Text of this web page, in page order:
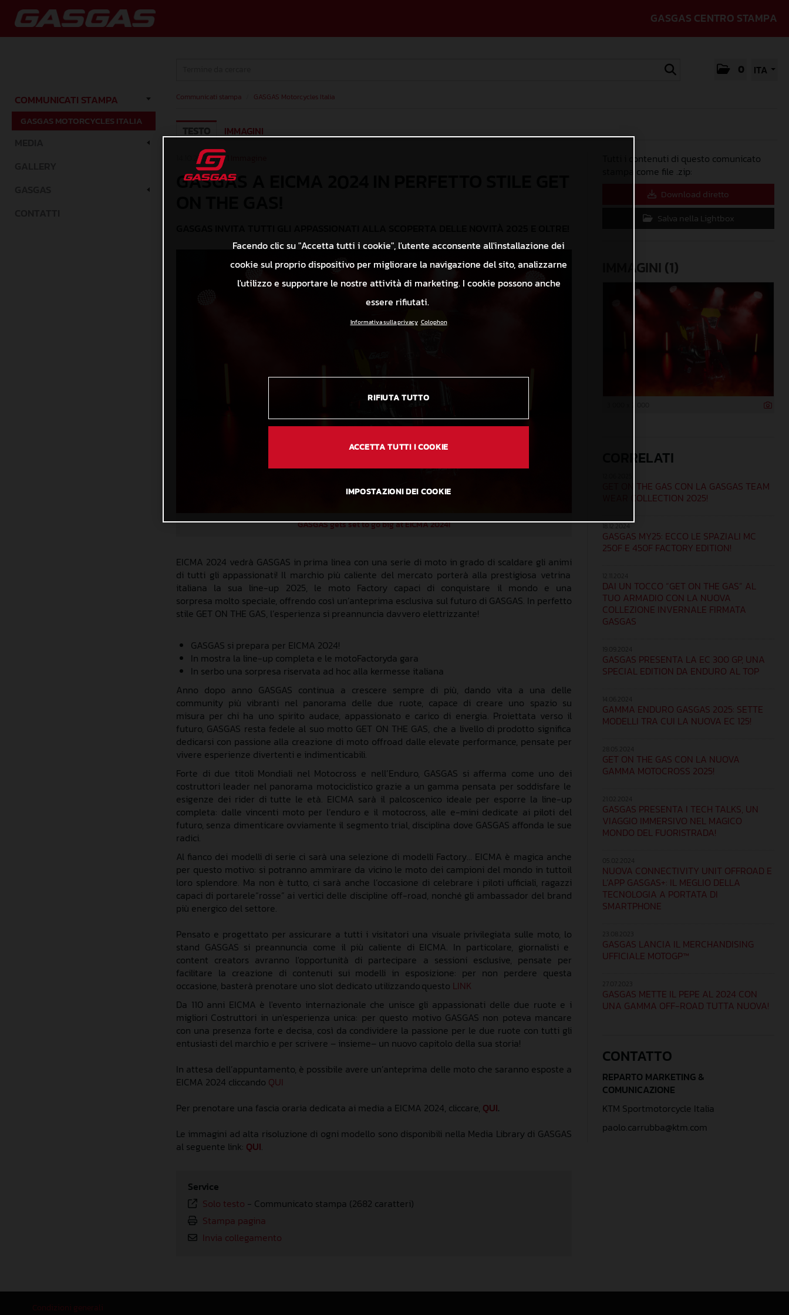
GASGAS CENTRO STAMPA
0 ITA
COMMUNICATI STAMPA
GASGAS MOTORCYCLES ITALIA
Communicati stampa GASGAS Motorcycles Italia
TESTO IMMAGINI
14.10.2024 |
GASGAS A EICMA 2024 IN PERFETTO STILE GET
GASGAS gets set to go big at EICMA 2024!
EICMA 2024 vedrà GASGAS in prima linea con una serie di moto in grado di scaldare gli animi
di tutti gli appassionati! Il marchio più caliente del mercato porterà alla prestigiosa vetrina
italiana la sua line-up 2025, le moto Factory capaci di conquistare il mondo e una
sorpresa molto speciale, offrendo così un’anteprima esclusiva sul futuro di GASGAS. In perfetto
stile GET ON THE GAS, l’esperienza si preannuncia davvero elettrizzante!
GASGAS si prepara per EICMA 2024!
In mostra la line-up completa e le motoFactoryda gara
In serbo una sorpresa riservata ad hoc alla kermesse italiana
Anno dopo anno GASGAS continua a crescere sempre di più, dando vita a una delle
community più vibranti nel panorama delle due ruote, capace di creare uno spazio su
misura per chi ha uno spirito audace, appassionato e carico di energia. Proiettata verso il
futuro, GASGAS resta fedele al suo motto GET ON THE GAS, che a livello di prodotto significa
dedicarsi con passione alla creazione di moto offroad dalle elevate performance, pensate per
vivere esperienze divertenti e indimenticabili.
Forte di due titoli Mondiali nel Motocross e nell’Enduro, GASGAS si afferma come uno dei
costruttori leader nel panorama motociclistico grazie a un gamma pensata per soddisfare le
esigenze dei rider di tutte le età. EICMA sarà il palcoscenico ideale per esporre la line-up
completa: dalle vincenti moto per l’enduro e il motocross, alle e-mini dedicate ai piloti del
futuro, senza dimenticare ovviamente il segmento trial, disciplina dove GASGAS affonda le sue
radici.
Al fianco dei modelli di serie ci sarà una selezione di modelli Factory… EICMA è magica anche
per questo motivo: si potranno ammirare da vicino le moto dei campioni del mondo in tuttoil
loro splendore. Ma non è tutto, ci sarà anche l’occasione di celebrare i piloti ufficiali, ragazzi
capaci di portarele“rosse” ai vertici delle discipline off-road, nonché gli ambassador del brand
più energico del settore.
Pensato e progettato per assicurare a tutti i visitatori una visuale privilegiata sulle moto, lo
stand GASGAS si preannuncia come il più caliente di EICMA. In particolare, giornalisti e
content creators avranno l'opportunità di partecipare a sessioni esclusive, pensate per
facilitare la creazione di contenuti sui modelli in esposizione: per non perdere questa
occasione, basterà prenotare uno slot dedicato utilizzandoquesto LINK
Da 110 anni EICMA è l'evento internazionale che unisce gli appassionati delle due ruote e i
migliori Costruttori in un'esperienza unica: per questo motivo GASGAS non poteva mancare
con una presenza forte e decisa, così da condividere la passione per le due ruote con tutti gli
entusiasti del marchio e per scrivere – insieme– un nuovo capitolo della sua storia!
In attesa dell’appuntamento, è possibile avere un’anteprima delle moto che saranno esposte a
EICMA 2024 cliccando QUI
Per prenotare una fascia oraria dedicata ai media a EICMA 2024, cliccare, QUI.
Le immagini ad alta risoluzione di ogni modello sono disponibili nella Media Library di GASGAS
al seguente link: QUI.
Service
Solo testo - Communicato stampa (2682 caratteri)
Stampa pagina
Invia collegamento
Tutti i contenuti di questo comunicato
stampa come file .zip:
Download diretto
Salva nella Lightbox
IMMAGINI (1)
CORRELATI
GET ON THE GAS CON LA GASGAS TEAM
WEAR COLLECTION 2025!
GASGAS MY25: ECCO LE SPAZIALI MC
250F E 450F FACTORY EDITION!
DAI UN TOCCO “GET ON THE GAS” AL
TUO ARMADIO CON LA NUOVA
COLLEZIONE INVERNALE FIRMATA
GASGAS
GASGAS PRESENTA LA EC 300 GP, UNA
SPECIAL EDITION DA ENDURO AL TOP
GAMMA ENDURO GASGAS 2025: SETTE
MODELLI TRA CUI LA NUOVA EC 125!
GET ON THE GAS CON LA NUOVA
GAMMA MOTOCROSS 2025!
GASGAS PRESENTA I TECH TALKS, UN
VIAGGIO IMMERSIVO NEL MAGICO
MONDO DEL FUORISTRADA!
NUOVA CONNECTIVITY UNIT OFFROAD E
L’APP GASGAS+: IL MEGLIO DELLA
TECNOLOGIA A PORTATA DI
SMARTPHONE
GASGAS LANCIA IL MERCHANDISING
UFFICIALE MOTOGP™
GASGAS METTE IL PEPE AL 2024 CON
UNA GAMMA OFF-ROAD TUTTA NUOVA!
CONTATTO
REPARTO MARKETING &
COMUNICAZIONE
KTM Sportmotorcycle Italia
paolo.carrubba@ktm.com
Condizioni generali
Facendo clic su "Accetta tutti i cookie", l'utente acconsente all'installazione dei
cookie sul proprio dispositivo per migliorare la navigazione del sito, analizzarne
l'utilizzo e supportare le nostre attività di marketing. I cookie possono anche
essere rifiutati.
Informativa sulla privacy Colophon
RIFIUTA TUTTO
ACCETTA TUTTI I COOKIE
IMPOSTAZIONI DEI COOKIE